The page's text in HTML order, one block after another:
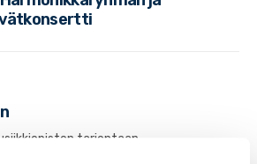
tarjontaan
verkossa. Lue lisää!